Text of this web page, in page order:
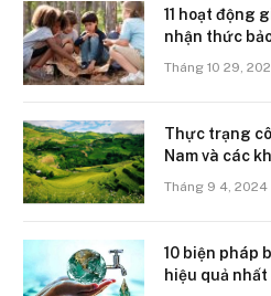
11 hoạt động
nhận thức
Tháng 10 29,
Thực trạng
Nam và các
Tháng 9 4, 2024
10 biện pháp
hiệu quả